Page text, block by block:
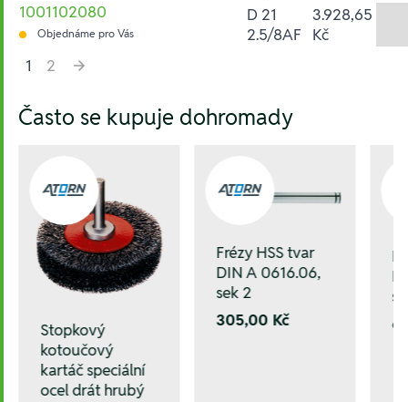
1001102080
Objednáme pro Vás
D 21
2.5/8AF
3.928,65
Kč
1
2
Často se kupuje dohromady
Stopkový
kotoučový
kartáč speciální
ocel drát hrubý
Frézy HSS tvar
DIN A 0616.06,
sek 2
305,00 Kč